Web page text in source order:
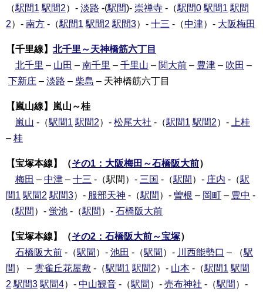
（駅間1 駅間2）- 淡路 -(駅間)- 崇禅寺 -（駅間0 駅間1 駅間
2）- 南方 -（駅間1 駅間2 駅間3）- 十三 -（中津）- 大阪梅田
【千里線】 北千里～天神橋筋六丁目
北千里 – 山田 – 南千里 – 千里山 – 関大前 – 豊津 – 吹田 –
下新庄 – 淡路 – 柴島 – 天神橋筋六丁目
【嵐山線】嵐山～桂
嵐山 -（駅間1 駅間2）- 松尾大社 -（駅間1 駅間2）-
上桂
– 桂
【宝塚本線】（その1：大阪梅田～石橋阪大前）
梅田 – 中津 – 十三 -（駅間）- 三国 -（駅間 ）- 庄内 -（駅
間1 駅間2 駅間3）- 服部天神 -（駅間 ）- 曽根 – 岡町 – 豊中 -
（駅間 ）- 蛍池 -（駅間 ）- 石橋阪大前
【宝塚本線】（その2：石橋阪大前～宝塚）
石橋阪大前 -（駅間 ）- 池田 -（駅間 ）- 川西能勢口 – （駅
間 ） – 雲雀丘花屋敷 -（駅間1 駅間2）- 山本 -（駅間1 駅間
2 駅間3 駅間4）- 中山観音 -（駅間 ）- 売布神社 -（駅間 ）-